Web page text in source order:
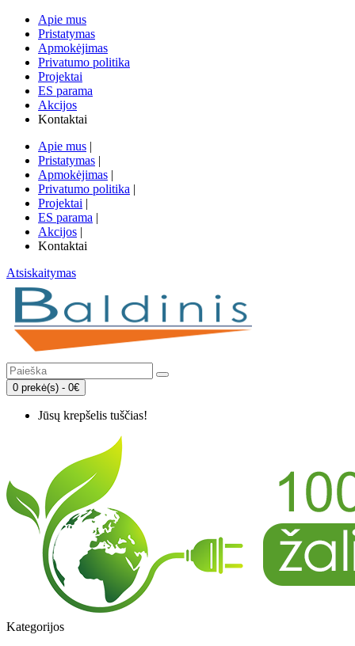
Apie mus
Pristatymas
Apmokėjimas
Privatumo politika
Projektai
ES parama
Akcijos
Kontaktai
Apie mus |
Pristatymas |
Apmokėjimas |
Privatumo politika |
Projektai |
ES parama |
Akcijos |
Kontaktai
Atsiskaitymas
0 prekė(s) - 0€
Jūsų krepšelis tuščias!
Kategorijos